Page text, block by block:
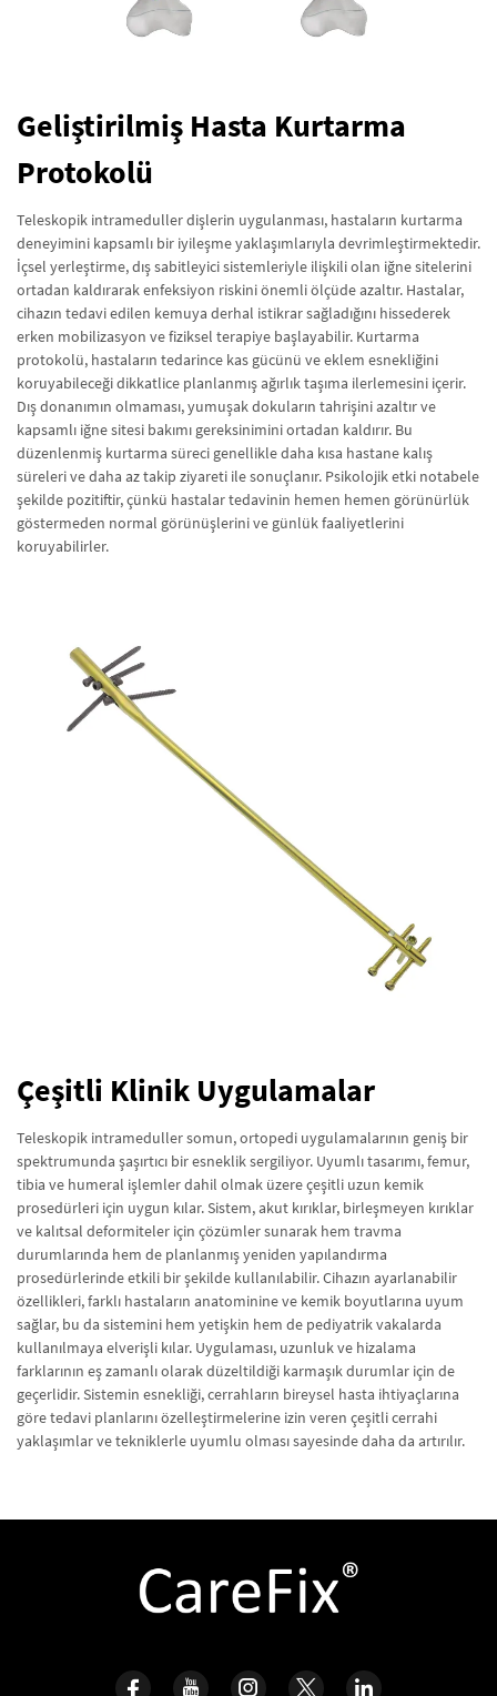
Geliştirilmiş Hasta Kurtarma
Protokolü
Teleskopik intrameduller dişlerin uygulanması, hastaların kurtarma
deneyimini kapsamlı bir iyileşme yaklaşımlarıyla devrimleştirmektedir.
İçsel yerleştirme, dış sabitleyici sistemleriyle ilişkili olan iğne sitelerini
ortadan kaldırarak enfeksiyon riskini önemli ölçüde azaltır. Hastalar,
cihazın tedavi edilen kemuya derhal istikrar sağladığını hissederek
erken mobilizasyon ve fiziksel terapiye başlayabilir. Kurtarma
protokolü, hastaların tedarince kas gücünü ve eklem esnekliğini
koruyabileceği dikkatlice planlanmış ağırlık taşıma ilerlemesini içerir.
Dış donanımın olmaması, yumuşak dokuların tahrişini azaltır ve
kapsamlı iğne sitesi bakımı gereksinimini ortadan kaldırır. Bu
düzenlenmiş kurtarma süreci genellikle daha kısa hastane kalış
süreleri ve daha az takip ziyareti ile sonuçlanır. Psikolojik etki notabele
şekilde pozitiftir, çünkü hastalar tedavinin hemen hemen görünürlük
göstermeden normal görünüşlerini ve günlük faaliyetlerini
koruyabilirler.
Çeşitli Klinik Uygulamalar
Teleskopik intrameduller somun, ortopedi uygulamalarının geniş bir
spektrumunda şaşırtıcı bir esneklik sergiliyor. Uyumlı tasarımı, femur,
tibia ve humeral işlemler dahil olmak üzere çeşitli uzun kemik
prosedürleri için uygun kılar. Sistem, akut kırıklar, birleşmeyen kırıklar
ve kalıtsal deformiteler için çözümler sunarak hem travma
durumlarında hem de planlanmış yeniden yapılandırma
prosedürlerinde etkili bir şekilde kullanılabilir. Cihazın ayarlanabilir
özellikleri, farklı hastaların anatominine ve kemik boyutlarına uyum
sağlar, bu da sistemini hem yetişkin hem de pediyatrik vakalarda
kullanılmaya elverişli kılar. Uygulaması, uzunluk ve hizalama
farklarının eş zamanlı olarak düzeltildiği karmaşık durumlar için de
geçerlidir. Sistemin esnekliği, cerrahların bireysel hasta ihtiyaçlarına
göre tedavi planlarını özelleştirmelerine izin veren çeşitli cerrahi
yaklaşımlar ve tekniklerle uyumlu olması sayesinde daha da artırılır.